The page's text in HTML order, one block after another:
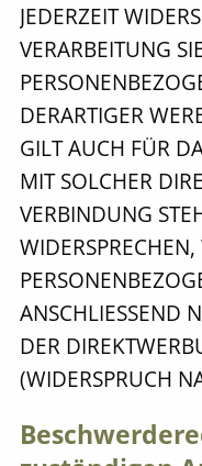
JEDERZEIT
VERARBEITUNG
DERARTIGER
GILT AUCH FÜR
MIT SOLCHER
VERBINDUNG
ANSCHLIESSEND
DER
(WIDERSPRUCH